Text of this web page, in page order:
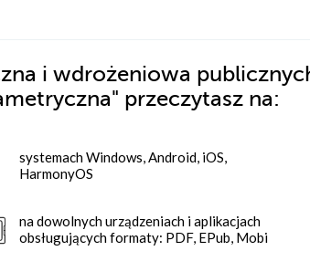
i wdrożeniowa
przeczytasz na:
systemach Windows, Android, iOS,
HarmonyOS
na dowolnych urządzeniach i aplikacjach
obsługujących formaty: PDF, EPub, Mobi